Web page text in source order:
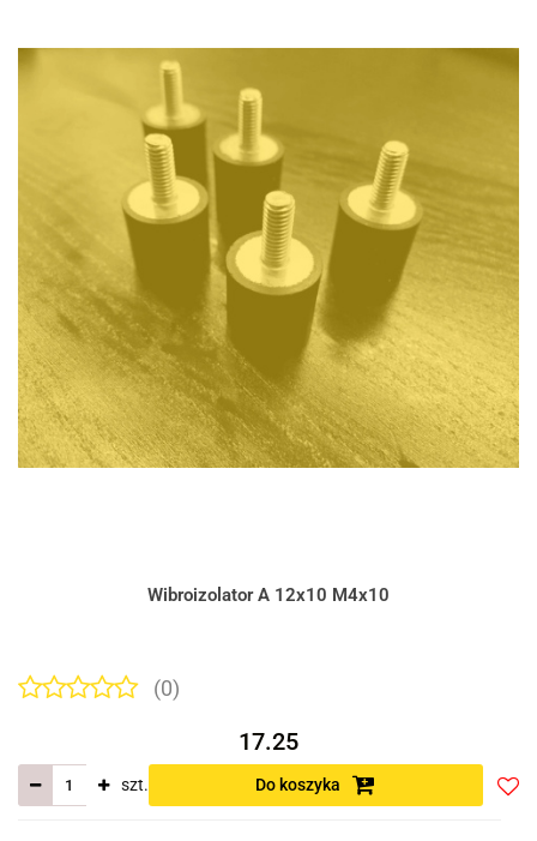
Wibroizolator A 12x10 M4x10
(0)
17.25
szt. Do koszyka